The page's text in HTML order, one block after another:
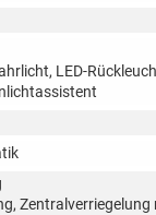
LED-
Zentralverriegelung